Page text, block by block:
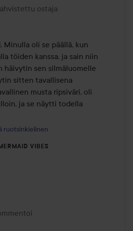
ostaja
Minulla oli se päällä, kun
töiden kanssa, ja sain niin
häivytin sen silmäluomelle
sitten tavallisena
musta ripsiväri, oli
ja se näytti todella
ruotsinkielinen
VIBES